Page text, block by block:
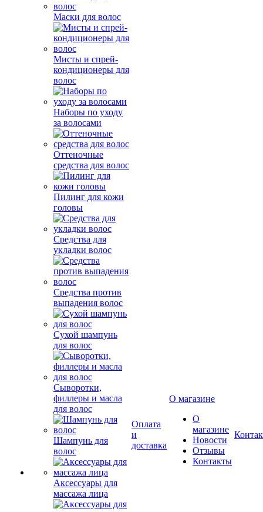
Маски для волос
Мисты и спрей-
кондиционеры для
волос
Наборы по уходу
за волосами
Оттеночные
средства для волос
Пилинг для кожи
головы
Средства для
укладки волос
Средства против
выпадения волос
Сухой шампунь
для волос
Сыворотки,
филлеры и масла
для волос
Шампунь для
волос
Аксессуары для
массажа лица
Оплата
и
доставка
О магазине
О
магазине
Новости
Отзывы
Контакты